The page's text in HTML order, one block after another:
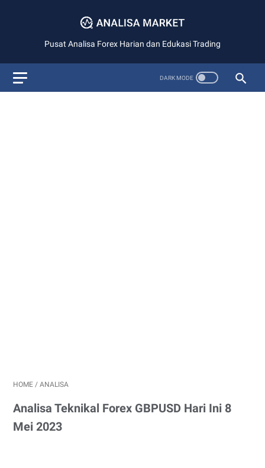
Pusat Analisa Forex Harian dan Edukasi Trading
HOME / ANALISA
Analisa Teknikal Forex GBPUSD Hari Ini 8
Mei 2023